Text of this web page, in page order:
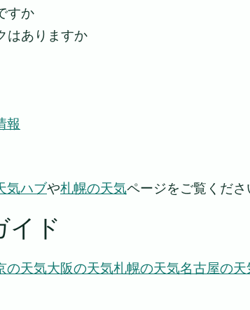
すか
はありますか
報
気ハブや札幌の天気ページをご覧くださ
イド
の天気大阪の天気札幌の天気名古屋の天